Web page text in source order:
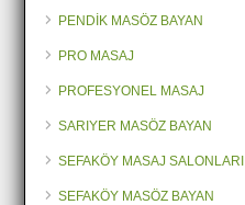
PENDİK MASÖZ BAYAN
PRO MASAJ
PROFESYONEL MASAJ
SARIYER MASÖZ BAYAN
SEFAKÖY MASAJ SALONLARI
SEFAKÖY MASÖZ BAYAN